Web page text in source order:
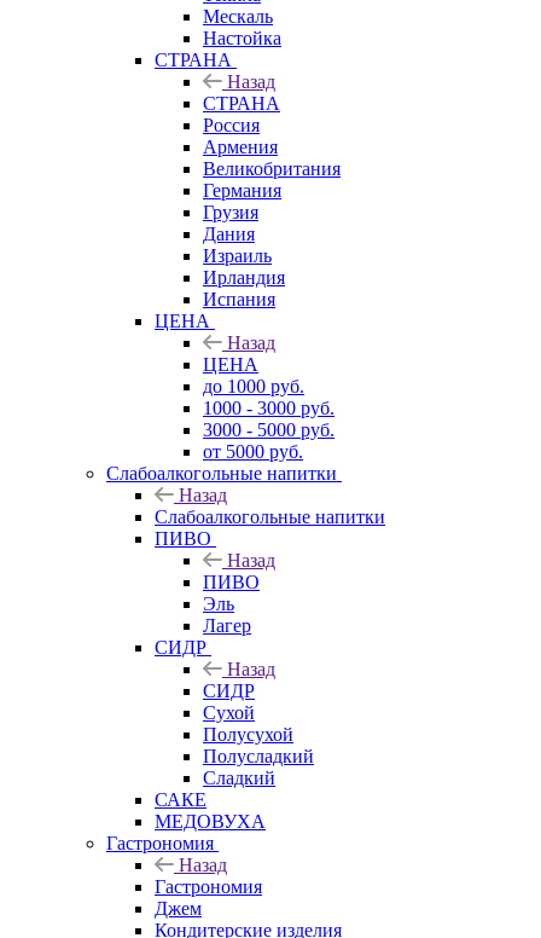
Мескаль
Настойка
СТРАНА
Назад
СТРАНА
Россия
Армения
Великобритания
Германия
Грузия
Дания
Израиль
Ирландия
Испания
ЦЕНА
Назад
ЦЕНА
до 1000 руб.
1000 - 3000 руб.
3000 - 5000 руб.
от 5000 руб.
Слабоалкогольные напитки
Назад
Слабоалкогольные напитки
ПИВО
Назад
ПИВО
Эль
Лагер
СИДР
Назад
СИДР
Сухой
Полусухой
Полусладкий
Сладкий
САКЕ
МЕДОВУХА
Гастрономия
Назад
Гастрономия
Джем
Кондитерские изделия